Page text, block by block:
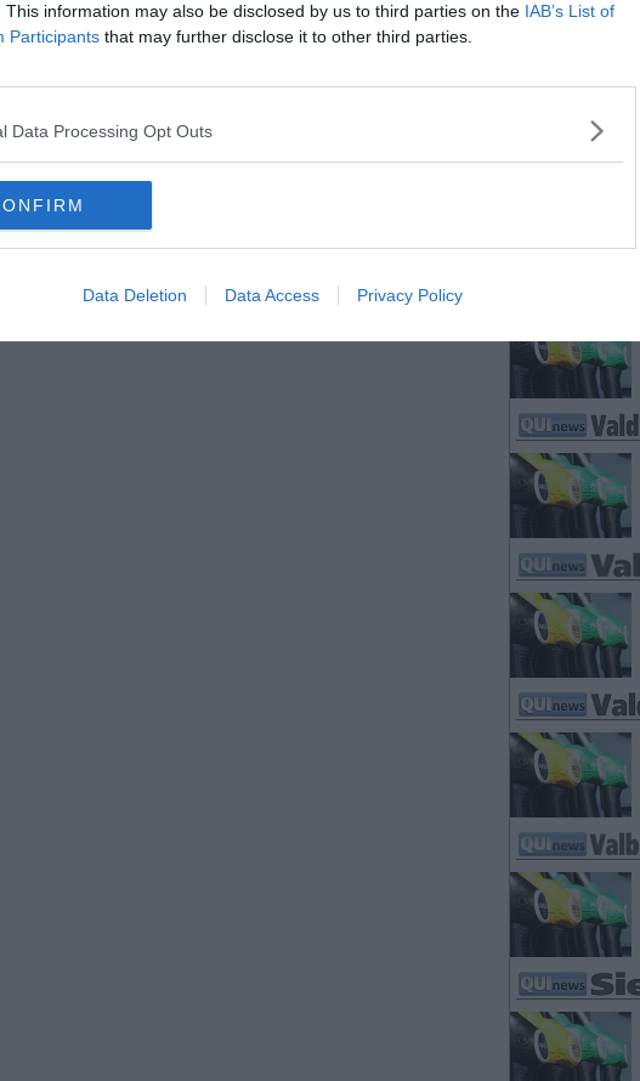
This information may also be disclosed by us to third parties on the IAB’s List of
Participants that may further disclose it to other third parties.
Data Processing Opt Outs
Data Deletion Data Access Privacy Policy